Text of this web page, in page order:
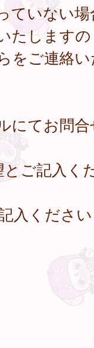
ていない場
たしますの
をご連絡い
にてお問合
ご記入く
入ください